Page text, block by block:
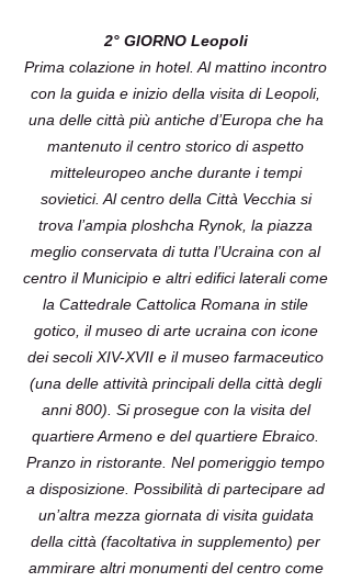
2° GIORNO Leopoli
Prima colazione in hotel. Al mattino incontro
con la guida e inizio della visita di Leopoli,
una delle città più antiche d’Europa che ha
mantenuto il centro storico di aspetto
mitteleuropeo anche durante i tempi
sovietici. Al centro della Città Vecchia si
trova l’ampia ploshcha Rynok, la piazza
meglio conservata di tutta l’Ucraina con al
centro il Municipio e altri edifici laterali come
la Cattedrale Cattolica Romana in stile
gotico, il museo di arte ucraina con icone
dei secoli XIV-XVII e il museo farmaceutico
(una delle attività principali della città degli
anni 800). Si prosegue con la visita del
quartiere Armeno e del quartiere Ebraico.
Pranzo in ristorante. Nel pomeriggio tem­po
a disposizione. Possibilità di partecipare ad
un’altra mezza giornata di visita guidata
della città (facoltativa in supplemento) per
ammirare altri monumenti del centro come